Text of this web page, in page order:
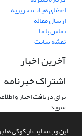
این وب سایت از کوکی ها
اعضای هیات تحریریه
ارسال مقاله
تماس با ما
نقشه سایت
آخرین اخبار
اشتراک خبرنامه
برای دریافت اخبار و
شوید.